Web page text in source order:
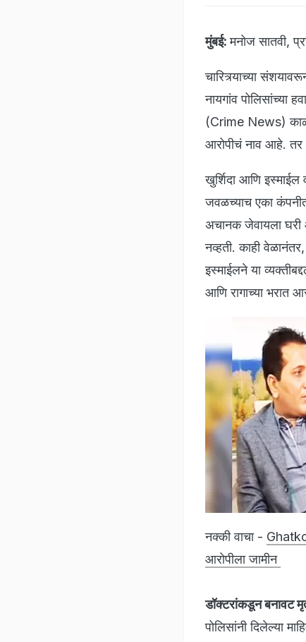
मुंबई: मनोज सातवी,
चारित्र्याच्या
नायगांव पोलिसांच्या
(Crime News) काळ
आरोपीचं नाव आहे. तर
खुर्शिदा आणि इस्माईल
जवळच्याच एका कंपनीत
अचानक जेवायला घरी
नव्हती. काही
इस्माईलने या
आणि रागाच्या भरात
नक्की वाचा -
आरोपीला जामीन
डॉक्टरांकडून बनावट
पोलिसांनी दिलेल्या